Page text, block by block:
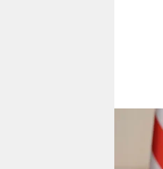
berlin
nord